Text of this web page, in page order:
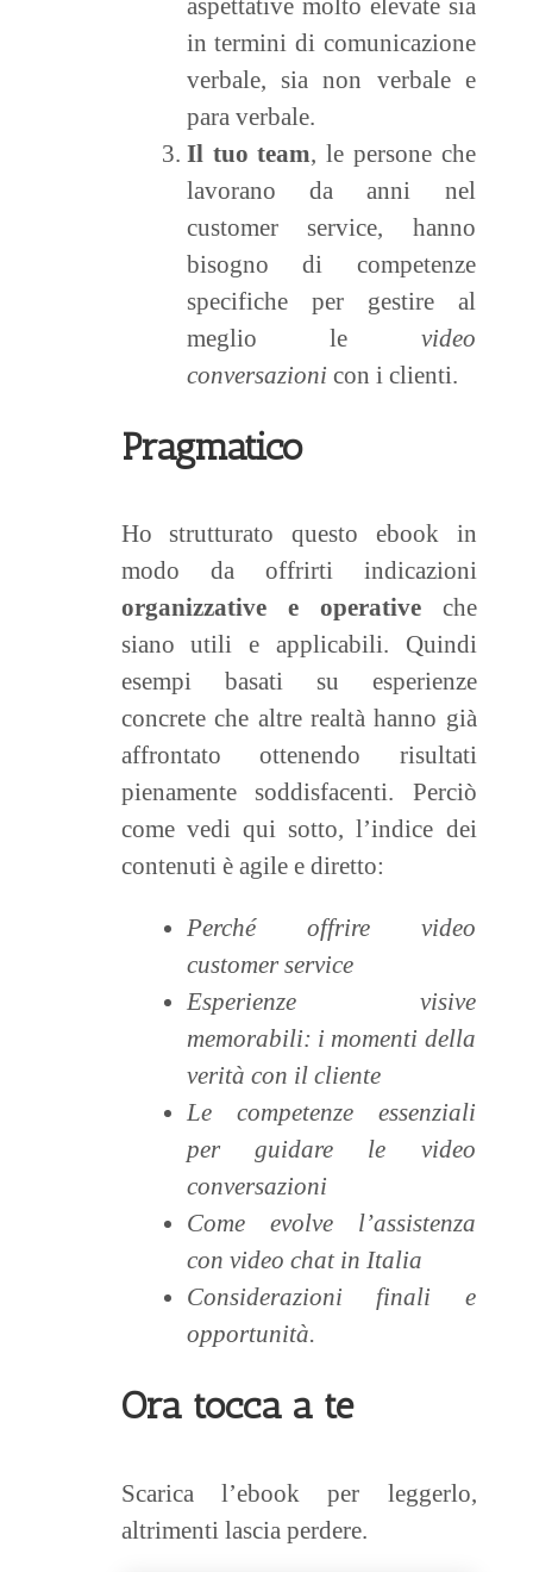
in termini di comunicazione
verbale, sia non verbale e
para verbale.
Il tuo team, le persone che
lavorano da anni nel
customer service, hanno
bisogno di competenze
specifiche per gestire al
meglio le video
conversazioni con i clienti.
Pragmatico
Ho strutturato questo ebook in
modo da offrirti indicazioni
organizzative e operativeche
siano utili e applicabili. Quindi
esempi basati su esperienze
concrete che altre realtà hanno già
affrontato ottenendo risultati
pienamente soddisfacenti. Perciò
come vedi qui sotto, l’indice dei
contenuti è agile e diretto:
Perché offrire video
customer service
Esperienze visive
memorabili: i momenti della
verità con il cliente
Le competenze essenziali
per guidare le video
conversazioni
Come evolve l’assistenza
con video chat in Italia
Considerazioni finali e
opportunità.
Ora tocca a te
Scarica l’ebook per leggerlo,
altrimenti lascia perdere.